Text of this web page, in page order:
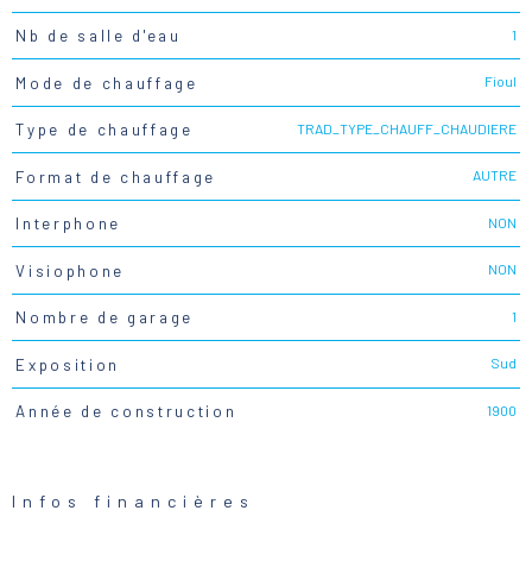
Nb de salle d'eau 1
Mode de chauffage Fioul
Type de chauffage TRAD_TYPE_CHAUFF_CHAUDIERE
Format de chauffage AUTRE
Interphone NON
Visiophone NON
Nombre de garage 1
Exposition Sud
Année de construction 1900
Infos financières